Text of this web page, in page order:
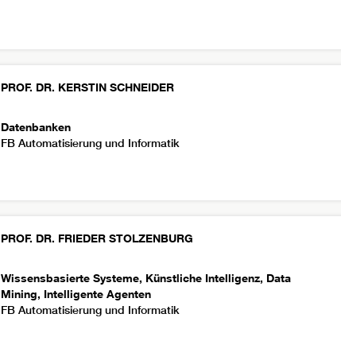
PROF. DR. KERSTIN SCHNEIDER
Datenbanken
FB Automatisierung und Informatik
PROF. DR. FRIEDER STOLZENBURG
Wissensbasierte Systeme, Künstliche Intelligenz, Data
Mining, Intelligente Agenten
FB Automatisierung und Informatik